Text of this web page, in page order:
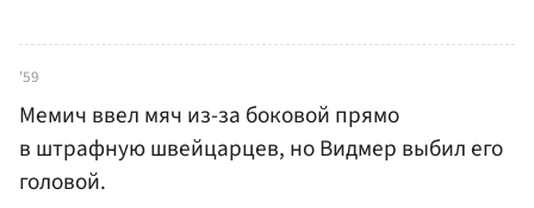
'59
Мемич ввел мяч из-за боковой прямо
в штрафную швейцарцев, но Видмер выбил его
головой.